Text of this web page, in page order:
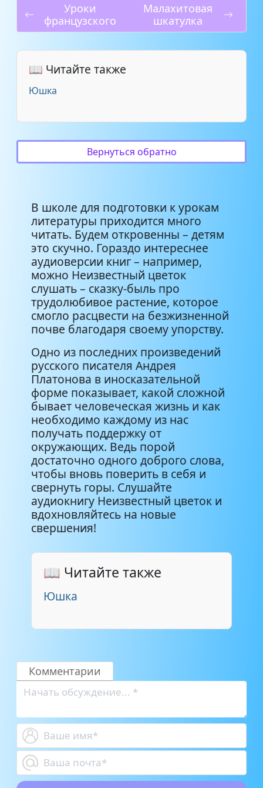
Уроки
французского
Малахитовая
шкатулка
📖 Читайте также
Юшка
Вернуться обратно
В школе для подготовки к урокам
литературы приходится много
читать. Будем откровенны – детям
это скучно. Гораздо интереснее
аудиоверсии книг – например,
можно Неизвестный цветок
слушать – сказку-быль про
трудолюбивое растение, которое
смогло расцвести на безжизненной
почве благодаря своему упорству.
Одно из последних произведений
русского писателя Андрея
Платонова в иносказательной
форме показывает, какой сложной
бывает человеческая жизнь и как
необходимо каждому из нас
получать поддержку от
окружающих. Ведь порой
достаточно одного доброго слова,
чтобы вновь поверить в себя и
свернуть горы. Слушайте
аудиокнигу Неизвестный цветок и
вдохновляйтесь на новые
свершения!
📖 Читайте также
Юшка
Комментарии